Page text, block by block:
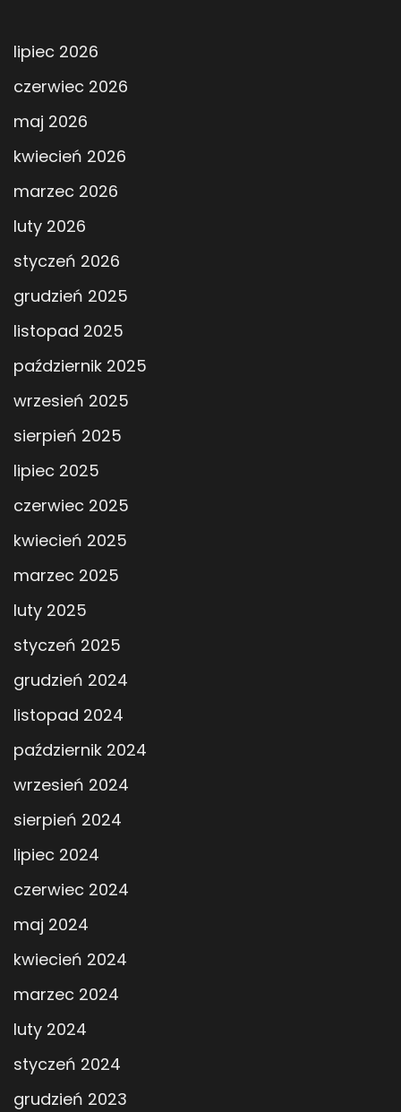
lipiec 2026
czerwiec 2026
maj 2026
kwiecień 2026
marzec 2026
luty 2026
styczeń 2026
grudzień 2025
listopad 2025
październik 2025
wrzesień 2025
sierpień 2025
lipiec 2025
czerwiec 2025
kwiecień 2025
marzec 2025
luty 2025
styczeń 2025
grudzień 2024
listopad 2024
październik 2024
wrzesień 2024
sierpień 2024
lipiec 2024
czerwiec 2024
maj 2024
kwiecień 2024
marzec 2024
luty 2024
styczeń 2024
grudzień 2023